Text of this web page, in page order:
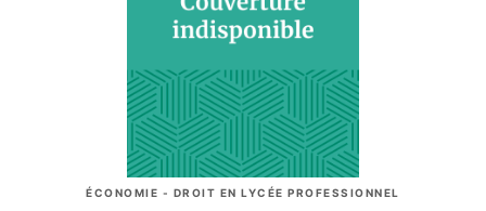
ÉCONOMIE - DROIT EN LYCÉE PROFESSIONNEL